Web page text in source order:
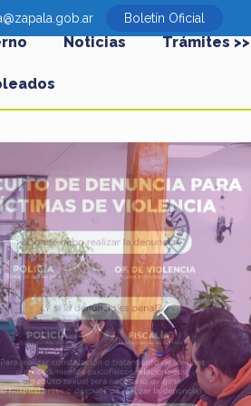
Noticias Trámites >>
Boletín Oficial